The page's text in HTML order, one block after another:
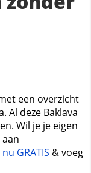
een overzicht
Al deze Baklava
Wil je je eigen
GRATIS & voeg